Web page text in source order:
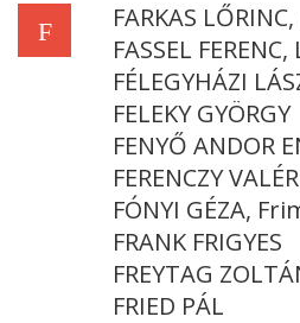
F
FARKAS
FASSEL
FÉLEGYHÁZI
FELEKY GYÖRGY
FENYŐ ANDOR
FERENCZY VALÉR
FÓNYI GÉZA,
FRANK FRIGYES
FREYTAG
FRIED PÁL